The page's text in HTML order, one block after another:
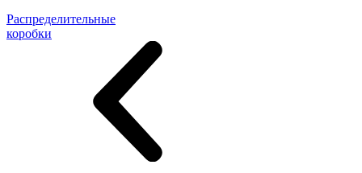
Распределительные
коробки